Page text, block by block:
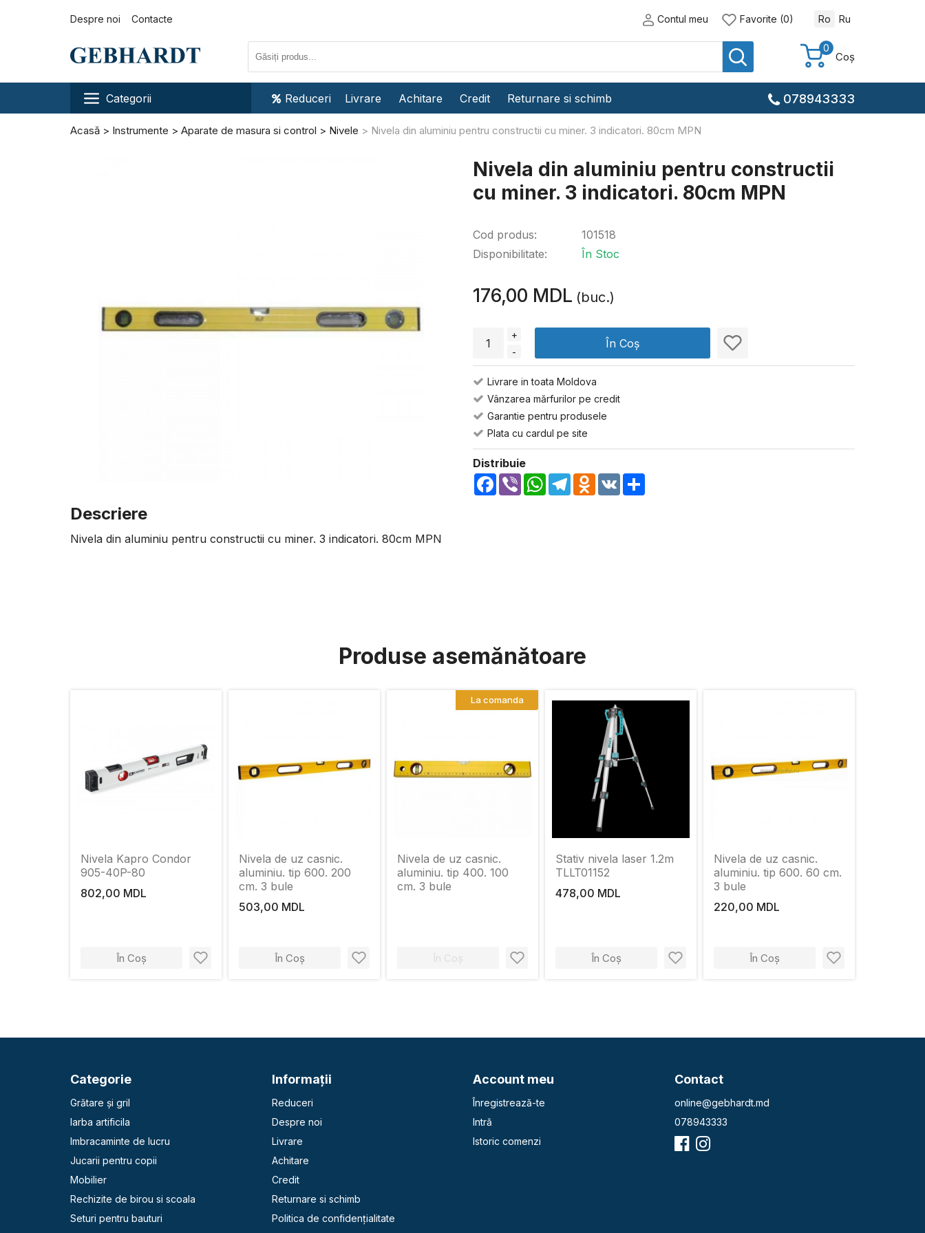
Despre noi Contacte Contul meu Favorite (0) Ro Ru
0
Coș
Categorii Reduceri Livrare Achitare Credit Returnare si schimb 078943333
Acasă Instrumente Aparate de masura si control Nivele Nivela din aluminiu pentru constructii cu miner. 3 indicatori. 80cm MPN
Descriere
Nivela din aluminiu pentru constructii cu miner. 3 indicatori. 80cm MPN
Nivela din aluminiu pentru constructii
cu miner. 3 indicatori. 80cm MPN
Cod produs:
Disponibilitate:
101518
În Stoc
176,00 MDL (buc.)
+
-
În Coș
Livrare in toata Moldova
Vânzarea mărfurilor pe credit
Garantie pentru produsele
Plata cu cardul pe site
Distribuie
Facebook
Viber WhatsApp
TelegramOdnoklassniki
VK
Produse asemănătoare
Nivela Kapro Condor
905-40P-80
802,00 MDL
În Coș
Nivela de uz casnic.
aluminiu. tip 600. 200
cm. 3 bule
503,00 MDL
În Coș
Nivela de uz casnic.
aluminiu. tip 400. 100
cm. 3 bule
În Coș
La comanda
Stativ nivela laser 1.2m
TLLT01152
478,00 MDL
În Coș
Nivela de uz casnic.
aluminiu. tip 600. 60 cm.
3 bule
220,00 MDL
În Coș
Categorie
Grătare și gril
Iarba artificila
Imbracaminte de lucru
Jucarii pentru copii
Mobilier
Rechizite de birou si scoala
Seturi pentru bauturi
Informaţii
Reduceri
Despre noi
Livrare
Achitare
Credit
Returnare si schimb
Politica de confidențialitate
Account meu
Înregistrează-te
Intră
Istoric comenzi
Contact
online@gebhardt.md
078943333